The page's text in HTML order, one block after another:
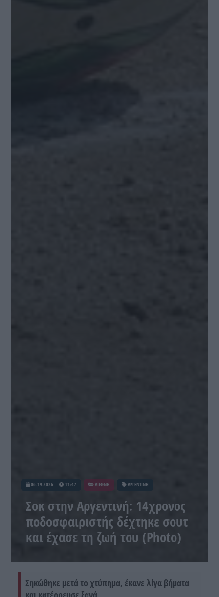
06-19-2026 11:47 ΔΙΕΘΝΗ ΑΡΓΕΝΤΙΝΗ
Σοκ στην Αργεντινή: 14χρονος
ποδοσφαιριστής δέχτηκε σουτ
και έχασε τη ζωή του (Photo)
Σηκώθηκε μετά το χτύπημα, έκανε λίγα βήματα
και κατέρρευσε ξανά